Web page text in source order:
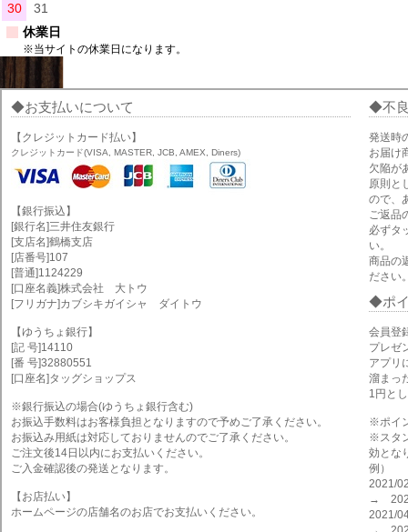
30
31
休業日
※当サイトの休業日になります。
お支払いについて
【クレジットカード払い】
クレジットカード(VISA, MASTER, JCB, AMEX, Diners)
【銀行振込】
[銀行名]三井住友銀行
[支店名]鶴橋支店
[店番号]107
[普通]1124229
[口座名義]株式会社 大トウ
[フリガナ]カブシキガイシャ ダイトウ
【ゆうちょ銀行】
[記 号]14110
[番 号]32880551
[口座名]タッグショップス
※銀行振込の場合(ゆうちょ銀行含む)
お振込手数料はお客様負担となりますので予めご了承ください。
お振込み用紙は対応しておりませんのでご了承ください。
ご注文後14日以内にお支払いください。
ご入金確認後の発送となります。
【お店払い】
ホームページの店舗名のお店でお支払いください。
不
発送時
お届け
欠陥が
原則と
ので、
ご返品
必ずタ
い。
商品の
ださい
ポ
会員登
プレゼ
アプリ
溜まっ
1円と
※ポイ
※スタ
効とな
例）
2021/
→
2021/